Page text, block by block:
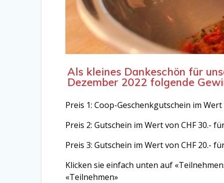
Als kleines Dankeschön für
Dezember 2022 folgende
Preis 1: Coop-Geschenkgutschein im Wert
Preis 2: Gutschein im Wert von CHF 30.-
Preis 3: Gutschein im Wert von CHF 20.-
Klicken sie einfach unten auf
«Teilnehmen»